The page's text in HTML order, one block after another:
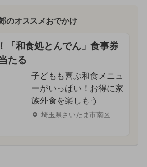
のオススメおでかけ
「和食処とんでん」食事券
たる
子どもも喜ぶ和食メニュ
ーがいっぱい！お得に家
族外食を楽しもう
埼玉県さいたま市南区